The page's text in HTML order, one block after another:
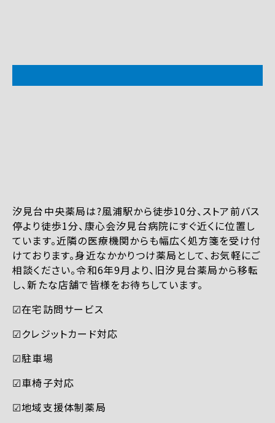
汐見台中央薬局は?風浦駅から徒歩10分、ストア前バス
停より徒歩1分、康心会汐見台病院にすぐ近くに位置し
ています。近隣の医療機関からも幅広く処方箋を受け付
けております。身近なかかりつけ薬局として、お気軽にご
相談ください。令和6年9月より、旧汐見台薬局から移転
し、新たな店舗で皆様をお待ちしています。
☑︎在宅訪問サービス
☑︎クレジットカード対応
☑︎駐車場
☑︎車椅子対応
☑︎地域支援体制薬局